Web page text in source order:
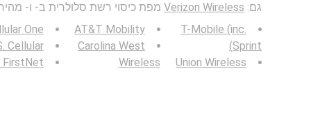
גם: Verizon Wireless מפת כיסוי רשת סלולרית ב- ו-
T-Mobile (inc.
Sprint)
Union Wireless
AT&T Mobility
Carolina West
Wireless
One
Cellular
FirstNet